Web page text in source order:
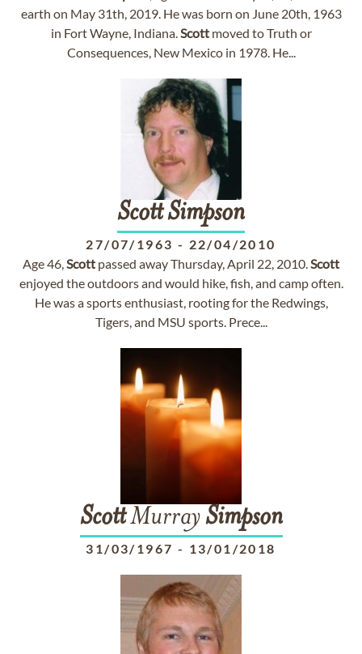
earth on May 31th, 2019. He was born on June 20th, 1963
in Fort Wayne, Indiana.Scottmoved to Truth or
Consequences, New Mexico in 1978. He...
ScottSimpson
27/07/1963 - 22/04/2010
Age 46,Scott passed away Thursday, April 22, 2010.Scott
enjoyed the outdoors and would hike, fish, and camp often.
He was a sports enthusiast, rooting for the Redwings,
Tigers, and MSU sports. Prece...
ScottMurraySimpson
31/03/1967 - 13/01/2018